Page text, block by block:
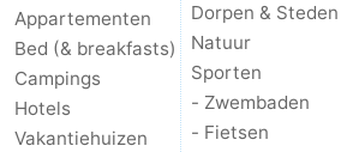
Appartementen
Bed (& breakfasts)
Campings
Hotels
Vakantiehuizen
Dorpen & Steden
Natuur
Sporten
- Zwembaden
- Fietsen